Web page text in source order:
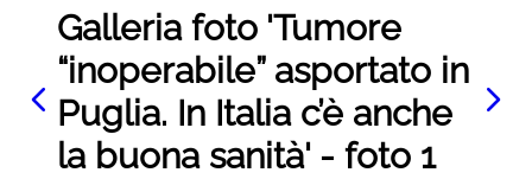
Galleria foto 'Tumore
“inoperabile” asportato in
Puglia. In Italia c’è anche
la buona sanità' - foto 1